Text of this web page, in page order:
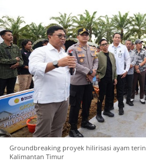
Groundbreaking proyek hilirisasi ayam
Kalimantan Timur